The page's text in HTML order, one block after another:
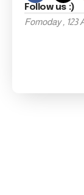
Follow us :)
Fomoday , 123